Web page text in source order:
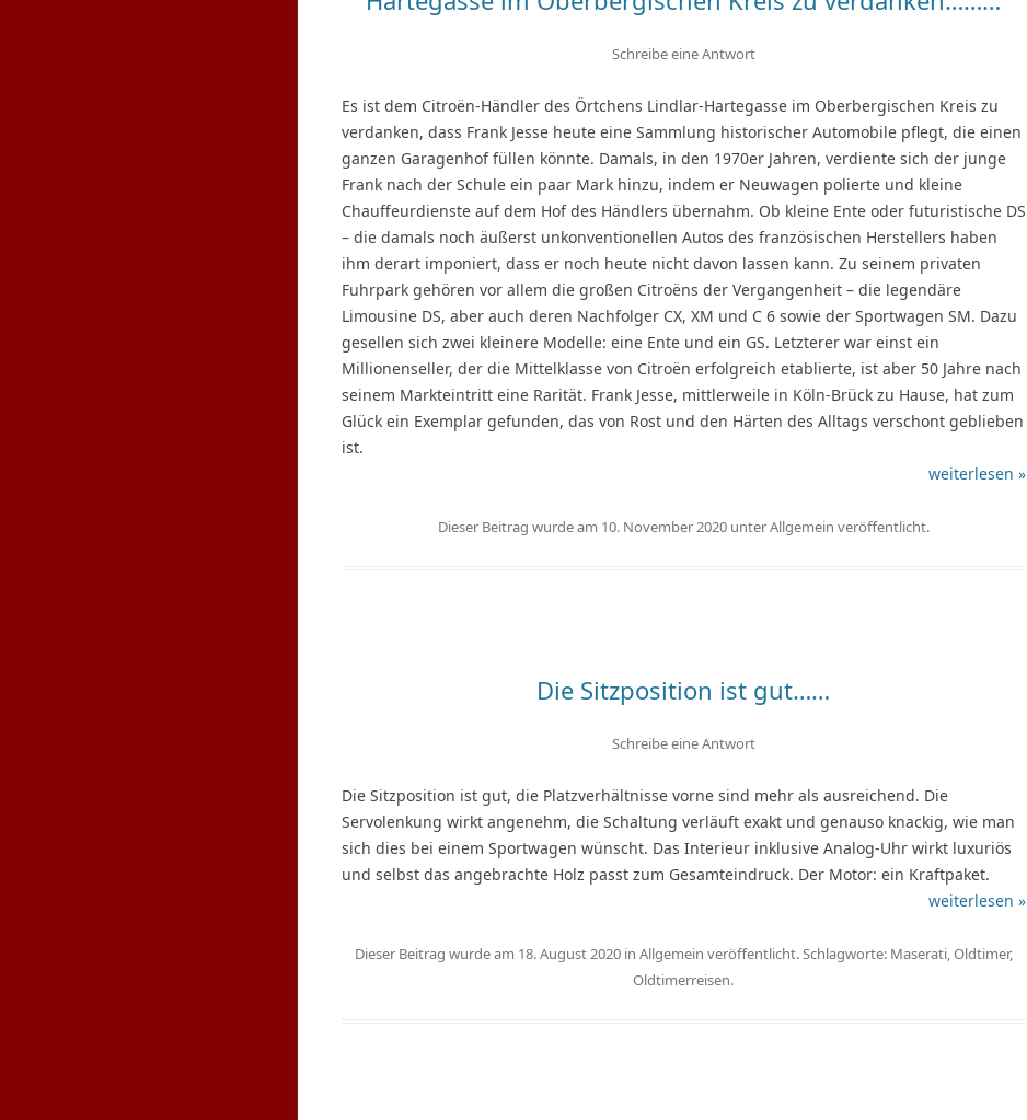
Schreibe eine Antwort
Es ist dem Citroën-Händler des Örtchens Lindlar-Hartegasse im Oberbergischen Kreis zu
verdanken, dass Frank Jesse heute eine Sammlung historischer Automobile pflegt, die einen
ganzen Garagenhof füllen könnte. Damals, in den 1970er Jahren, verdiente sich der junge
Frank nach der Schule ein paar Mark hinzu, indem er Neuwagen polierte und kleine
Chauffeurdienste auf dem Hof des Händlers übernahm. Ob kleine Ente oder futuristische DS
– die damals noch äußerst unkonventionellen Autos des französischen Herstellers haben
ihm derart imponiert, dass er noch heute nicht davon lassen kann. Zu seinem privaten
Fuhrpark gehören vor allem die großen Citroëns der Vergangenheit – die legendäre
Limousine DS, aber auch deren Nachfolger CX, XM und C 6 sowie der Sportwagen SM. Dazu
gesellen sich zwei kleinere Modelle: eine Ente und ein GS. Letzterer war einst ein
Millionenseller, der die Mittelklasse von Citroën erfolgreich etablierte, ist aber 50 Jahre nach
seinem Markteintritt eine Rarität. Frank Jesse, mittlerweile in Köln-Brück zu Hause, hat zum
Glück ein Exemplar gefunden, das von Rost und den Härten des Alltags verschont geblieben
ist.
weiterlesen »
Dieser Beitrag wurde am 10. November 2020unterAllgemein veröffentlicht.
Die Sitzposition ist gut……
Schreibe eine Antwort
Die Sitzposition ist gut, die Platzverhältnisse vorne sind mehr als ausreichend. Die
Servolenkung wirkt angenehm, die Schaltung verläuft exakt und genauso knackig, wie man
sich dies bei einem Sportwagen wünscht. Das Interieur inklusive Analog-Uhr wirkt luxuriös
und selbst das angebrachte Holz passt zum Gesamteindruck. Der Motor: ein Kraftpaket.
weiterlesen »
Dieser Beitrag wurde am 18. August 2020in Allgemein veröffentlicht. Schlagworte: Maserati,Oldtimer,
Oldtimerreisen.